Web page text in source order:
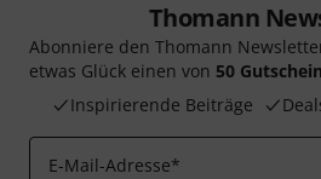
Thomann
Abonniere den Thomann
etwas Glück einen von 50
Inspirierende Beiträge
E-Mail-Adresse*